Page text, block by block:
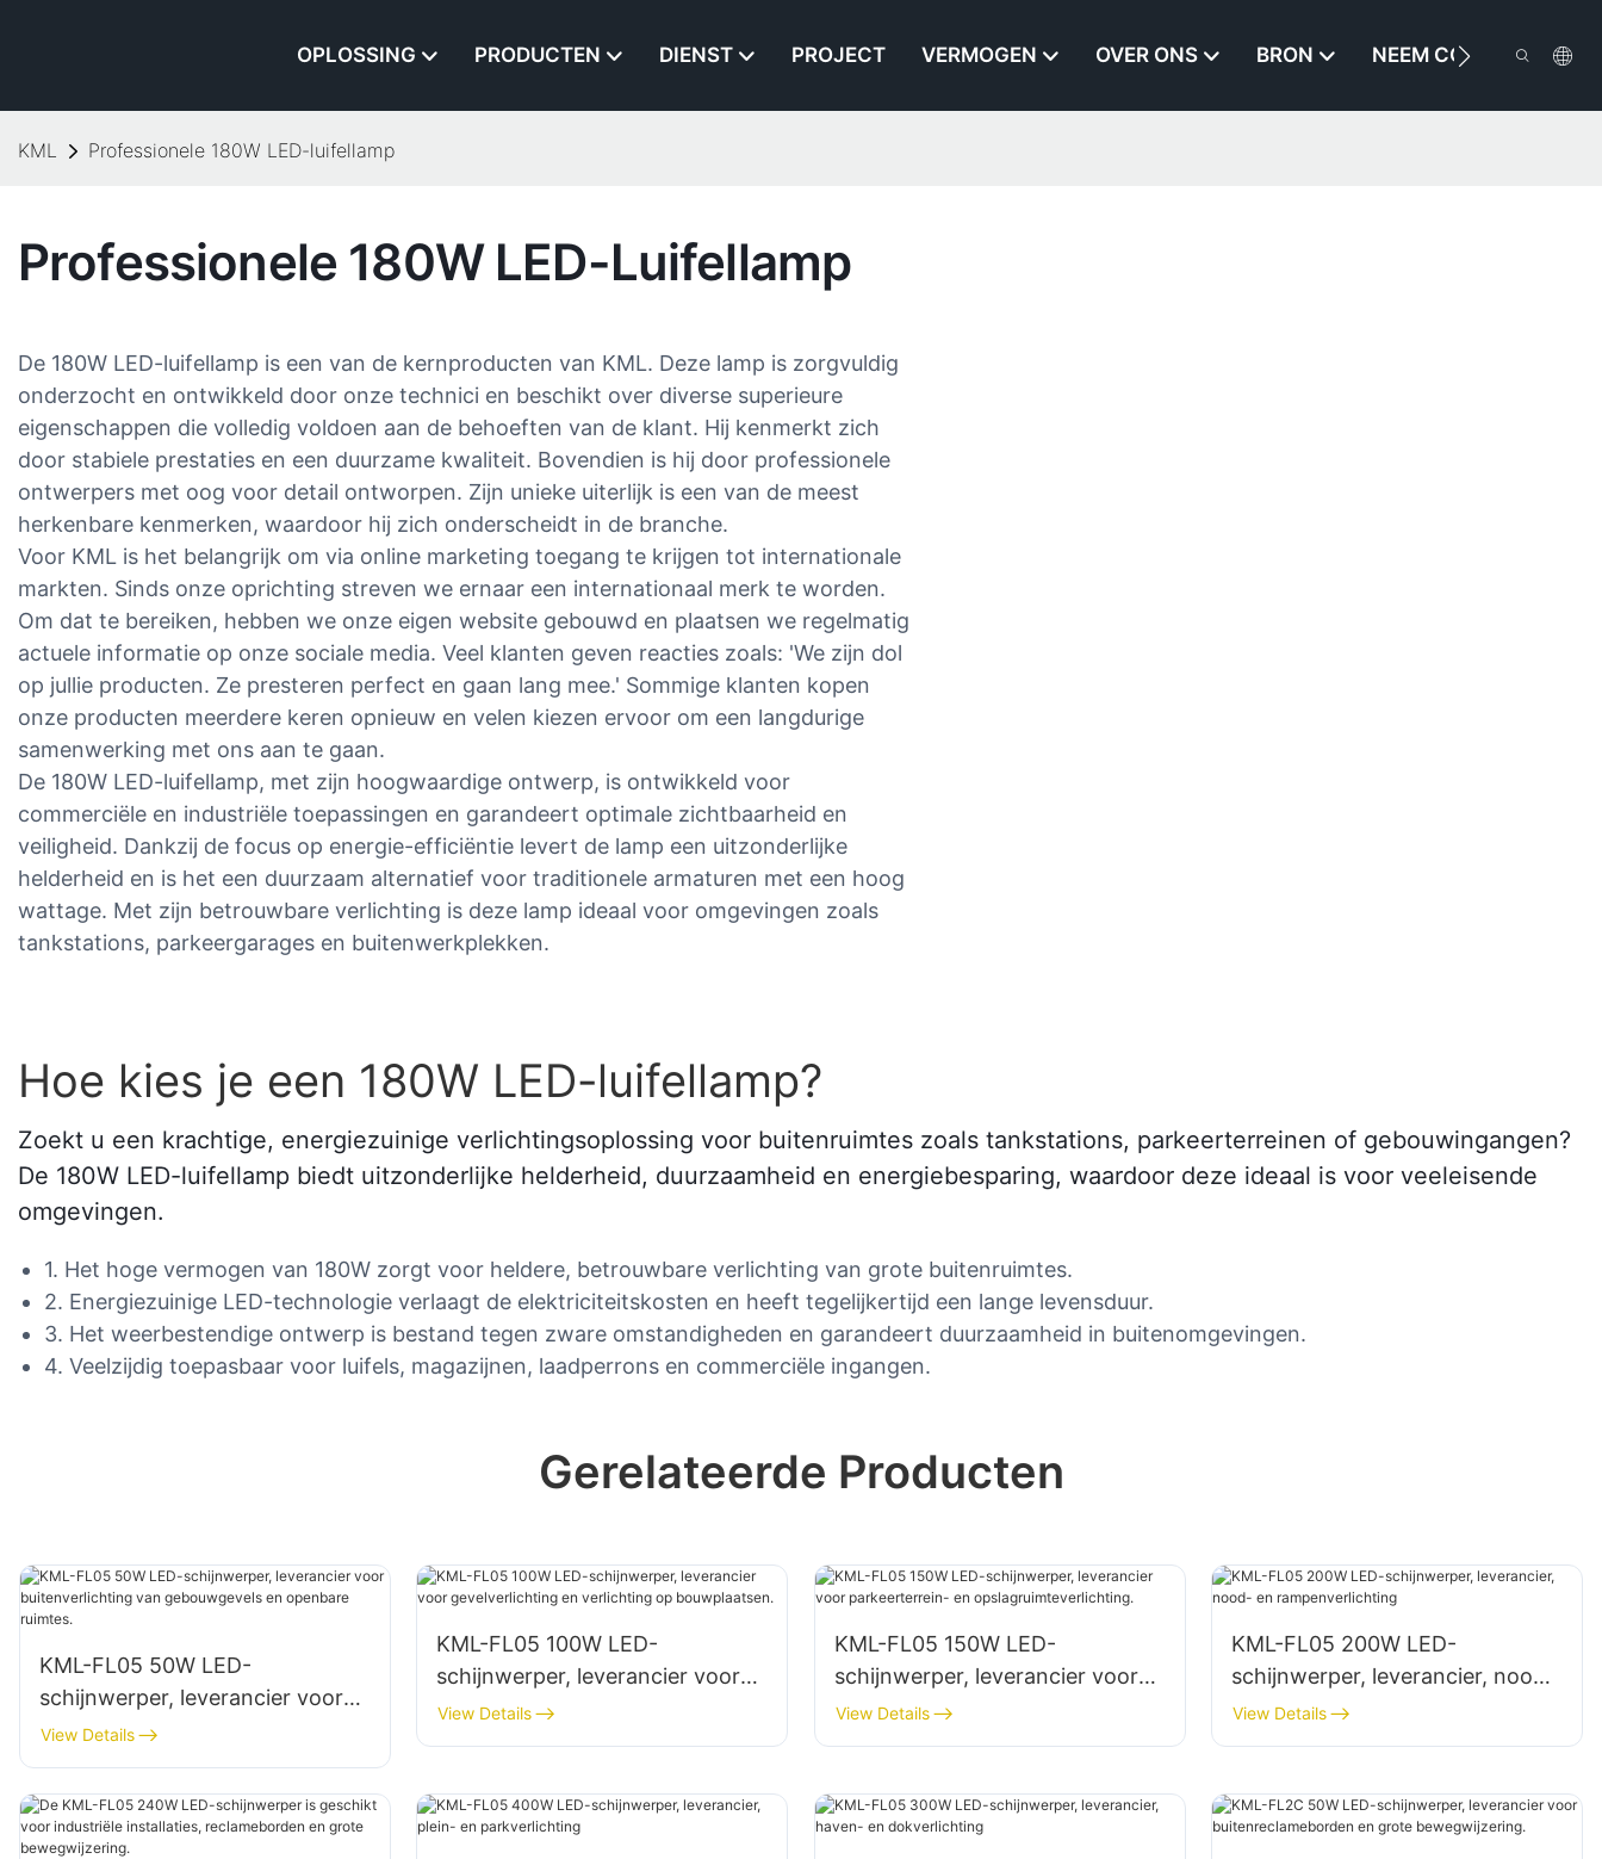
OPLOSSING PRODUCTEN DIENST PROJECT VERMOGEN OVER ONS BRON NEEM CONTACT MET
KML Professionele 180W LED-luifellamp
Professionele 180W LED-Luifellamp
De 180W LED-luifellamp is een van de kernproducten van KML. Deze lamp is zorgvuldig
onderzocht en ontwikkeld door onze technici en beschikt over diverse superieure
eigenschappen die volledig voldoen aan de behoeften van de klant. Hij kenmerkt zich
door stabiele prestaties en een duurzame kwaliteit. Bovendien is hij door professionele
ontwerpers met oog voor detail ontworpen. Zijn unieke uiterlijk is een van de meest
herkenbare kenmerken, waardoor hij zich onderscheidt in de branche.
Voor KML is het belangrijk om via online marketing toegang te krijgen tot internationale
markten. Sinds onze oprichting streven we ernaar een internationaal merk te worden.
Om dat te bereiken, hebben we onze eigen website gebouwd en plaatsen we regelmatig
actuele informatie op onze sociale media. Veel klanten geven reacties zoals: 'We zijn dol
op jullie producten. Ze presteren perfect en gaan lang mee.' Sommige klanten kopen
onze producten meerdere keren opnieuw en velen kiezen ervoor om een ​​langdurige
samenwerking met ons aan te gaan.
De 180W LED-luifellamp, met zijn hoogwaardige ontwerp, is ontwikkeld voor
commerciële en industriële toepassingen en garandeert optimale zichtbaarheid en
veiligheid. Dankzij de focus op energie-efficiëntie levert de lamp een uitzonderlijke
helderheid en is het een duurzaam alternatief voor traditionele armaturen met een hoog
wattage. Met zijn betrouwbare verlichting is deze lamp ideaal voor omgevingen zoals
tankstations, parkeergarages en buitenwerkplekken.
Hoe kies je een 180W LED-luifellamp?
Zoekt u een krachtige, energiezuinige verlichtingsoplossing voor buitenruimtes zoals tankstations, parkeerterreinen of gebouwingangen?
De 180W LED-luifellamp biedt uitzonderlijke helderheid, duurzaamheid en energiebesparing, waardoor deze ideaal is voor veeleisende
omgevingen.
1. Het hoge vermogen van 180W zorgt voor heldere, betrouwbare verlichting van grote buitenruimtes.
2. Energiezuinige LED-technologie verlaagt de elektriciteitskosten en heeft tegelijkertijd een lange levensduur.
3. Het weerbestendige ontwerp is bestand tegen zware omstandigheden en garandeert duurzaamheid in buitenomgevingen.
4. Veelzijdig toepasbaar voor luifels, magazijnen, laadperrons en commerciële ingangen.
Gerelateerde Producten
KML-FL05 50W LED-
schijnwerper, leverancier voor
buitenverlichting van
gebouwgevels en openbare
ruimtes.
View Details
KML-FL05 100W LED-
schijnwerper, leverancier voor
gevelverlichting en verlichting
op bouwplaatsen.
View Details
KML-FL05 150W LED-
schijnwerper, leverancier voor
parkeerterrein- en
opslagruimteverlichting.
View Details
KML-FL05 200W LED-
schijnwerper, leverancier, nood-
en rampenverlichting
View Details